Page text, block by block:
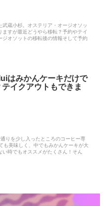
蔵小杉。オステリア・オージオソッ
すが最近どうやら移転？予約やテイ
オソットの移転後の情報そして予約
はみかんケーキだけで
イクアウトもできま
りを少し入ったところのコーヒー専
も美味しく、中でもみかんケーキが大
い時でもオススメがたくさん！そん